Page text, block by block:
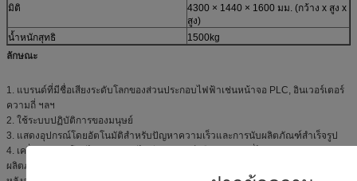
มิติ
4300 × 1440 × 1600 มม. (กว้าง x สูง x
สูง)
น้ำหนักสุทธิ
1500kg
ลักษณะ
1. แบรนด์ที่มีชื่อเสียงระดับโลกของส่วนประกอบไฟฟ้าเช่นหน้าจอ PLC, อินเวอร์เตอร์
ความถี่ ฯลฯ
2. ใช้ระบบปฏิบัติการของมนุษย์
3. แสดงอุปกรณ์โดยอัตโนมัติสำหรับปัญหาความเร็วและการนับผลิตภัณฑ์สำเร็จรูป
4. เครื่องทำงานโดยไม่ต้องกดถ้าไม่มีผลิตภัณฑ์หรือตำแหน่งที่ไม่ถูกต้องของ
ผลิตภัณฑ์ และหยุดโดยอัตโนมัติหากตำแหน่งที่ไม่ถูกต้องของผลิตภัณฑ์ลงในกล่อง